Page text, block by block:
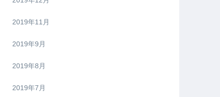
2019年11月
2019年9月
2019年8月
2019年7月